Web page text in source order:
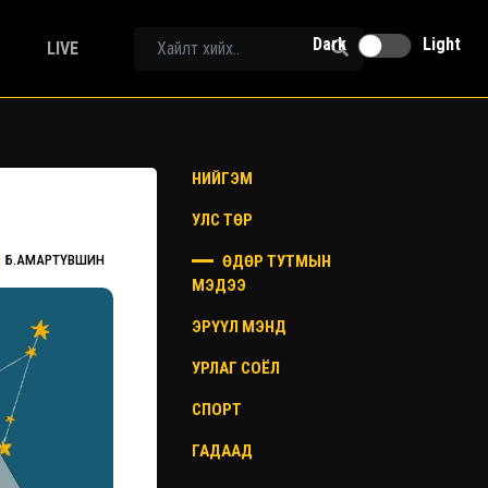
LIVE Dark Light
Б.АМАРТҮВШИН
НИЙГЭМ
УЛС ТӨР
ӨДӨР ТУТМЫН
МЭДЭЭ
ЭРҮҮЛ МЭНД
УРЛАГ СОЁЛ
СПОРТ
ГАДААД